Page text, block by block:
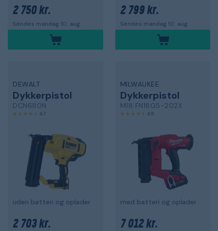
2 750 kr.
Sendes mandag 10. aug.
2 799 kr.
Sendes mandag 10. aug.
DEWALT
Dykkerpistol
DCN680N
4,7
uden batteri og oplader
2 703 kr.
MILWAUKEE
Dykkerpistol
M18 FN18GS-202X
4,8
med batteri og oplader
7 012 kr.